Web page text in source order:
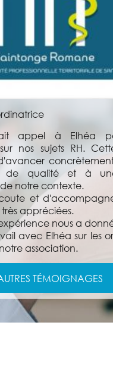
appel à Elhéa
nos sujets RH.
de qualité et à
notre contexte.
et
appréciées.
nous a
avec Elhéa sur les
association.
AUTRES TÉMOIGNAGES